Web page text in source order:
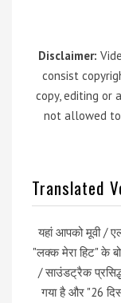
Disclaimer:
consist
copy, editing or
not allowed
Translated
यहां आपको मूवी /
"लक्क मेरा हिट" के
/ साउंडट्रैक
गया है और "26